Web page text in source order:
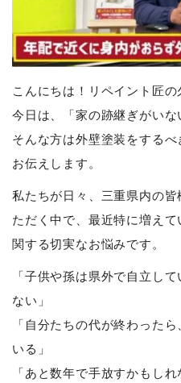
こんにちは！リペイント匠の
今日は、「家の跡継ぎがいな
そんな方は外壁塗装をする
お伝えします。
私たちが日々、三重県内の
ただく中で、最近特に増え
関する切実なお悩みです。
「子供や孫は県外で自立し
ない」
「自分たちの代が終わった
いる」
「あと数年で手放すかもし